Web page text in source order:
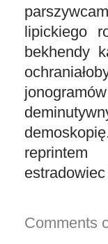
lipickiego
bekhendy
reprintem
Comments